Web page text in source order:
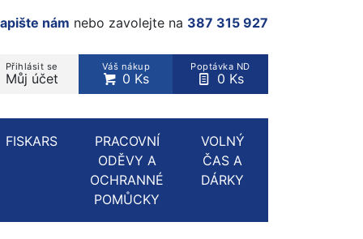
nám nebo zavolejte na 387 315 927
Přihlásit se
Můj účet
Váš nákup
0 Ks
Poptávka ND
0 Ks
kategorie...
FISKARS
PRACOVNÍ
ODĚVY A
OCHRANNÉ
POMŮCKY
VOLNÝ
ČAS A
DÁRKY